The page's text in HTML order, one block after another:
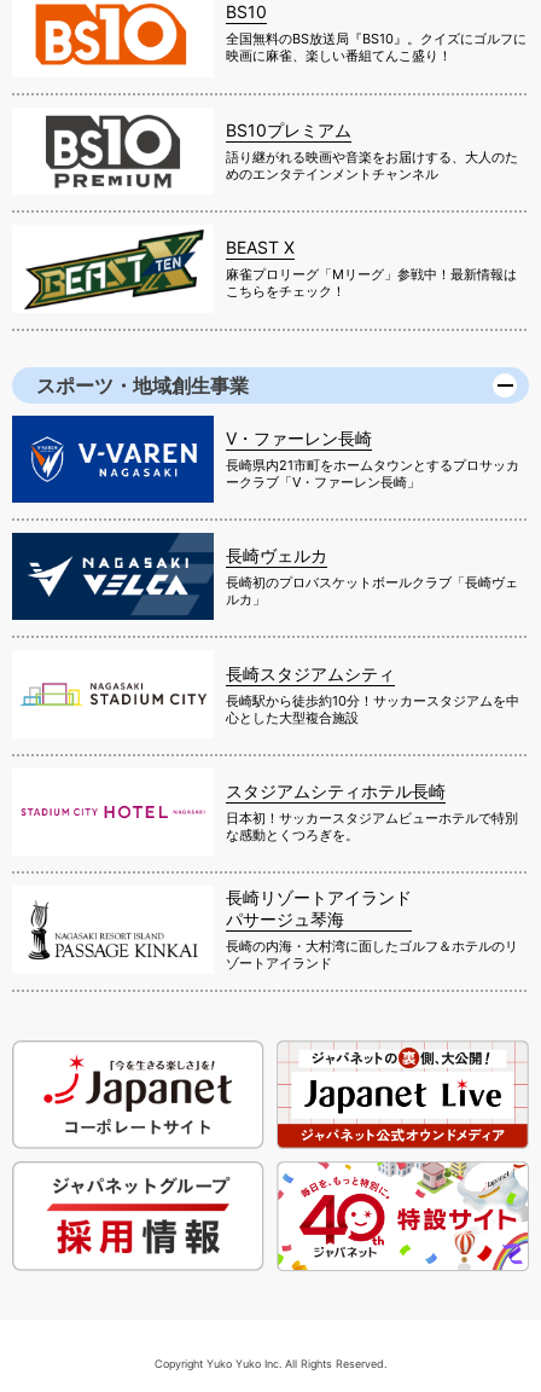
BS10
全国無料のBS放送局『BS10』。クイズにゴルフに
映画に麻雀、楽しい番組てんこ盛り！
BS10プレミアム
語り継がれる映画や音楽をお届けする、大人のた
めのエンタテインメントチャンネル
BEAST X
麻雀プロリーグ「Mリーグ」参戦中！最新情報は
こちらをチェック！
スポーツ・地域創生事業
V・ファーレン長崎
長崎県内21市町をホームタウンとするプロサッカ
ークラブ「V・ファーレン長崎」
長崎ヴェルカ
長崎初のプロバスケットボールクラブ「長崎ヴェ
ルカ」
長崎スタジアムシティ
長崎駅から徒歩約10分！サッカースタジアムを中
心とした大型複合施設
スタジアムシティホテル長崎
日本初！サッカースタジアムビューホテルで特別
な感動とくつろぎを。
長崎リゾートアイランド
パサージュ琴海
長崎の内海・大村湾に面したゴルフ＆ホテルのリ
ゾートアイランド
Copyright Yuko Yuko Inc. All Rights Reserved.